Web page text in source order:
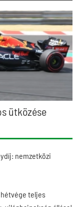
ütközése
nemzetközi
hétvége teljes